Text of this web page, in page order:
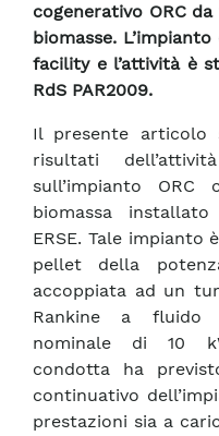
cogenerativo ORC
biomasse.
facility e l’attività è
RdS PAR2009.
Il presente articolo
risultati
sull’impianto ORC
biomassa
ERSE. Tale
pellet della
accoppiata ad un
Rankine a fluido
nominale di 10
condotta ha
continuativo
prestazioni sia a